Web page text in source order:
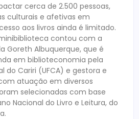
cerca de 2.500 pessoas,
culturais e afetivas em
aos livros ainda é limitado.
contou com a
Goreth Albuquerque, que é
em biblioteconomia pela
do Cariri (UFCA) e gestora e
atuação em diversos
selecionadas com base
Nacional do Livro e Leitura, do